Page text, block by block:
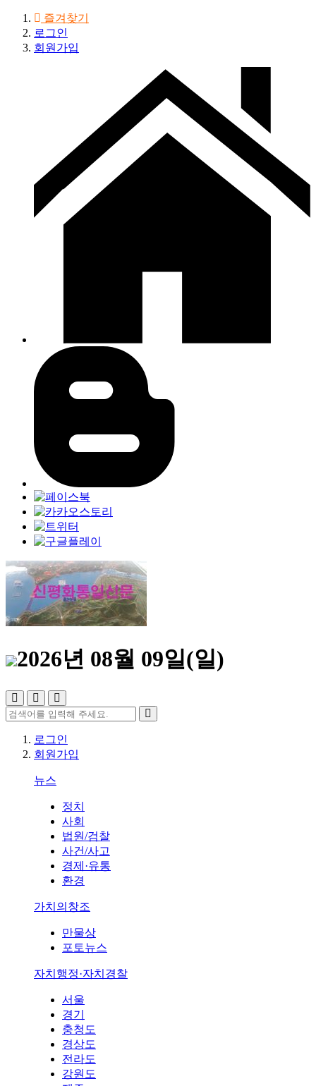
즐겨찾기
로그인
회원가입
2026년 08월 09일(일)
로그인
회원가입
뉴스
정치
사회
법원/검찰
사건/사고
경제·유통
환경
가치의창조
만물상
포토뉴스
자치행정·자치경찰
서울
경기
충청도
경상도
전라도
강원도